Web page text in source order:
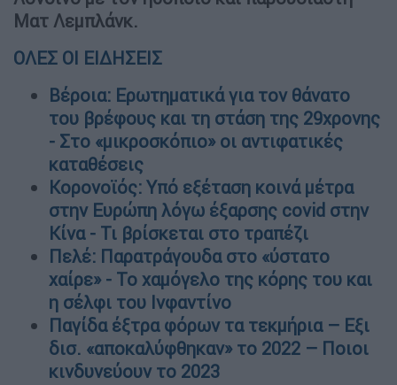
Ματ Λεμπλάνκ.
ΟΛΕΣ ΟΙ ΕΙΔΗΣΕΙΣ
Βέροια: Ερωτηματικά για τον θάνατο
του βρέφους και τη στάση της 29χρονης
- Στο «μικροσκόπιο» οι αντιφατικές
καταθέσεις
Κορονοϊός: Υπό εξέταση κοινά μέτρα
στην Ευρώπη λόγω έξαρσης covid στην
Κίνα - Τι βρίσκεται στο τραπέζι
Πελέ: Παρατράγουδα στο «ύστατο
χαίρε» - Το χαμόγελο της κόρης του και
η σέλφι του Ινφαντίνο
Παγίδα έξτρα φόρων τα τεκμήρια – Εξι
δισ. «αποκαλύφθηκαν» το 2022 – Ποιοι
κινδυνεύουν το 2023